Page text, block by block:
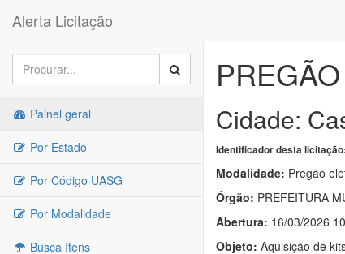
Alerta Licitação
Painel geral
Por Estado
Por Código UASG
Por Modalidade
Busca Itens
Cidade:
Identificador desta licitação:
Modalidade: Pregão
Órgão: PREFEITURA
Abertura: 16/03/2026
Objeto: Aquisição de